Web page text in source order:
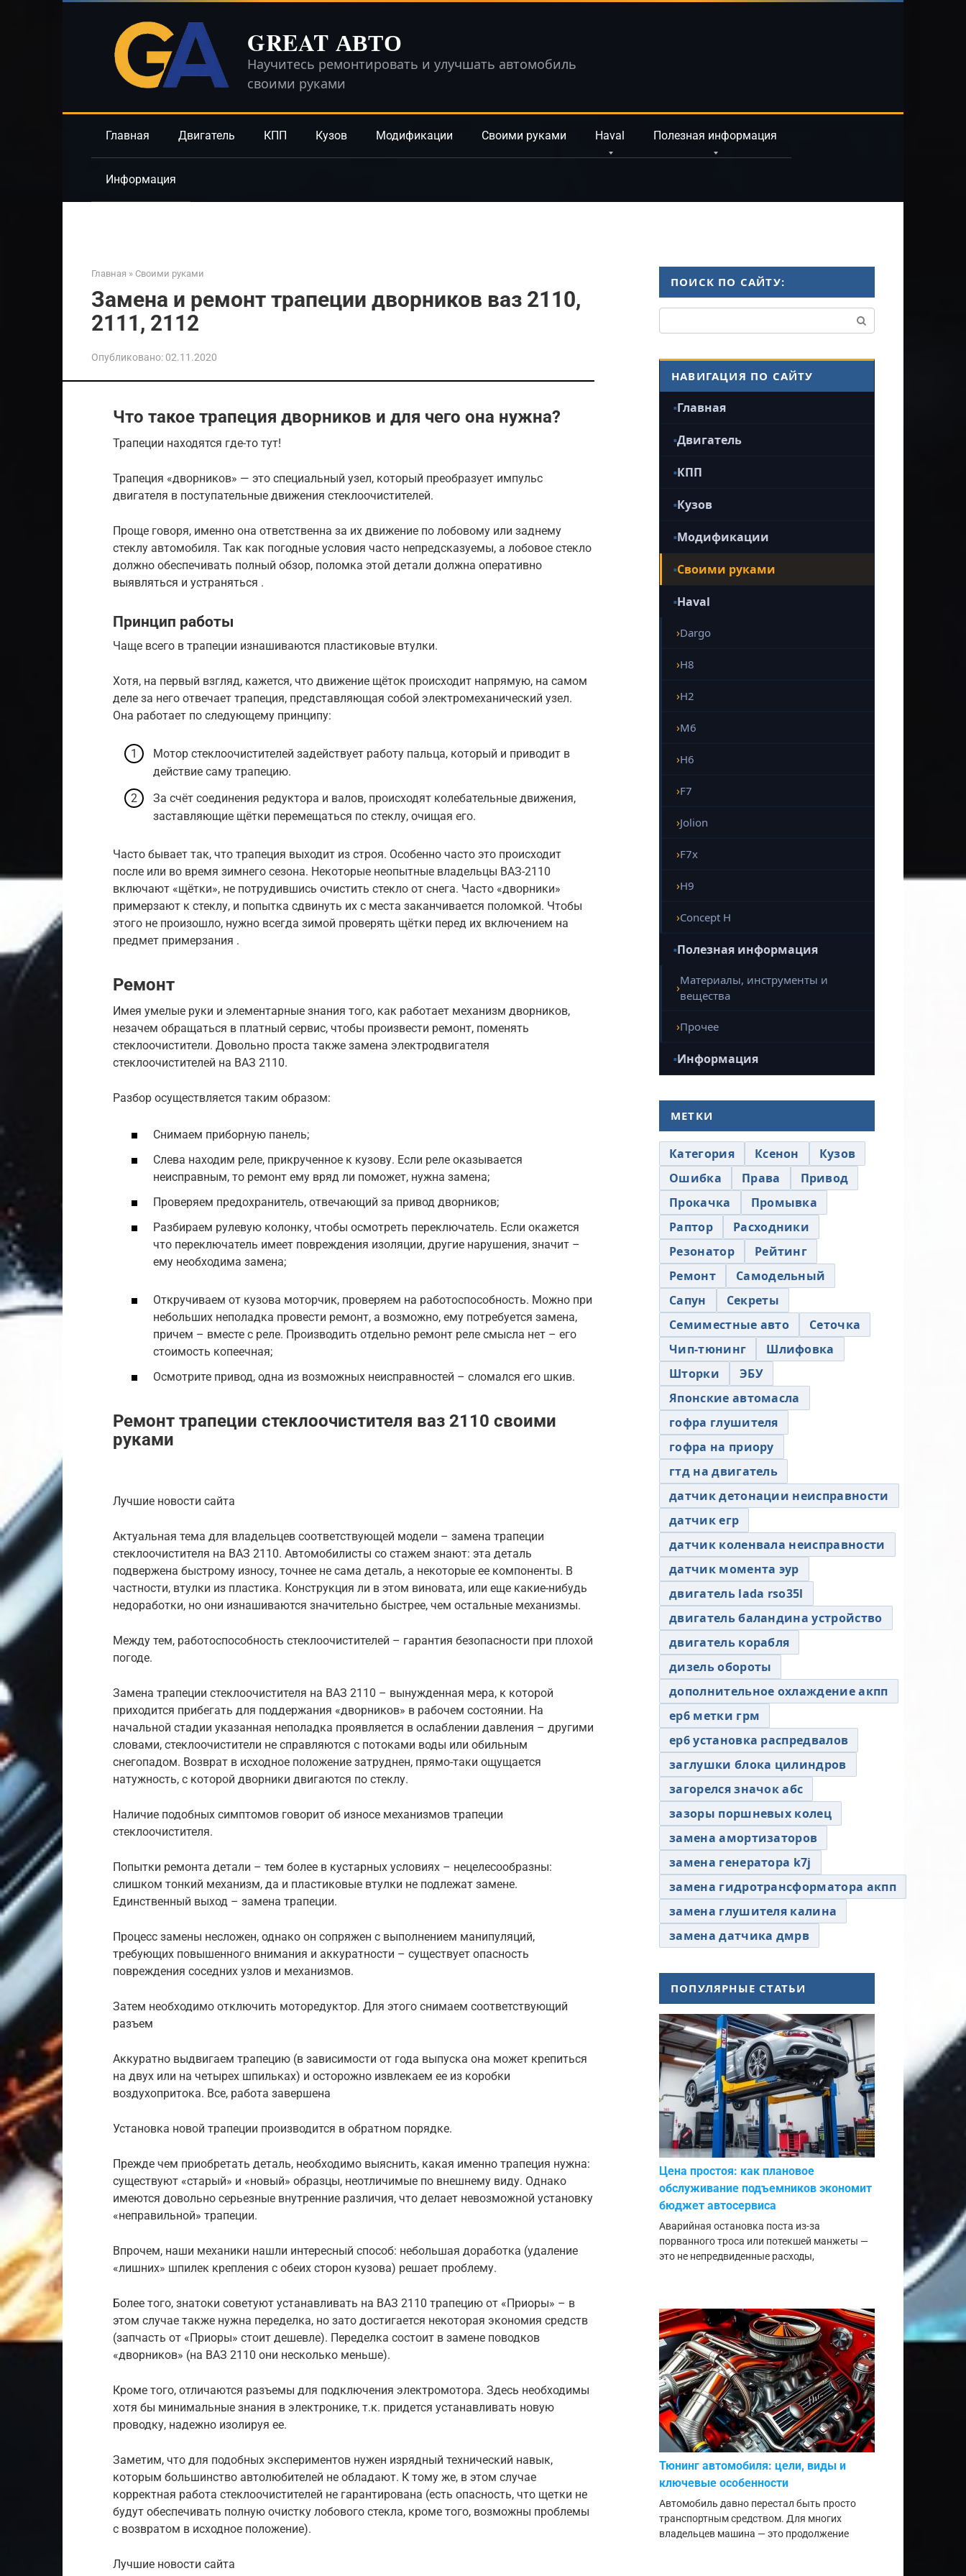
GREAT АВТО
Научитесь ремонтировать и улучшать автомобиль
своими руками
Главная Двигатель КПП Кузов Модификации Своими руками Haval Полезная информация
Информация
Главная » Своими руками
Замена и ремонт трапеции дворников ваз 2110,
2111, 2112
Опубликовано: 02.11.2020
Что такое трапеция дворников и для чего она нужна?
Трапеции находятся где-то тут!
Трапеция «дворников» — это специальный узел, который преобразует импульс
двигателя в поступательные движения стеклоочистителей.
Проще говоря, именно она ответственна за их движение по лобовому или заднему
стеклу автомобиля. Так как погодные условия часто непредсказуемы, а лобовое стекло
должно обеспечивать полный обзор, поломка этой детали должна оперативно
выявляться и устраняться .
Принцип работы
Чаще всего в трапеции изнашиваются пластиковые втулки.
Хотя, на первый взгляд, кажется, что движение щёток происходит напрямую, на самом
деле за него отвечает трапеция, представляющая собой электромеханический узел.
Она работает по следующему принципу:
Мотор стеклоочистителей задействует работу пальца, который и приводит в
действие саму трапецию.
За счёт соединения редуктора и валов, происходят колебательные движения,
заставляющие щётки перемещаться по стеклу, очищая его.
Часто бывает так, что трапеция выходит из строя. Особенно часто это происходит
после или во время зимнего сезона. Некоторые неопытные владельцы ВАЗ-2110
включают «щётки», не потрудившись очистить стекло от снега. Часто «дворники»
примерзают к стеклу, и попытка сдвинуть их с места заканчивается поломкой. Чтобы
этого не произошло, нужно всегда зимой проверять щётки перед их включением на
предмет примерзания .
Ремонт
Имея умелые руки и элементарные знания того, как работает механизм дворников,
незачем обращаться в платный сервис, чтобы произвести ремонт, поменять
стеклоочистители. Довольно проста также замена электродвигателя
стеклоочистителей на ВАЗ 2110.
Разбор осуществляется таким образом:
Снимаем приборную панель;
Слева находим реле, прикрученное к кузову. Если реле оказывается
неисправным, то ремонт ему вряд ли поможет, нужна замена;
Проверяем предохранитель, отвечающий за привод дворников;
Разбираем рулевую колонку, чтобы осмотреть переключатель. Если окажется
что переключатель имеет повреждения изоляции, другие нарушения, значит –
ему необходима замена;
Откручиваем от кузова моторчик, проверяем на работоспособность. Можно при
небольших неполадка провести ремонт, а возможно, ему потребуется замена,
причем – вместе с реле. Производить отдельно ремонт реле смысла нет – его
стоимость копеечная;
Осмотрите привод, одна из возможных неисправностей – сломался его шкив.
Ремонт трапеции стеклоочистителя ваз 2110 своими
руками
Лучшие новости сайта
Актуальная тема для владельцев соответствующей модели – замена трапеции
стеклоочистителя на ВАЗ 2110. Автомобилисты со стажем знают: эта деталь
подвержена быстрому износу, точнее не сама деталь, а некоторые ее компоненты. В
частности, втулки из пластика. Конструкция ли в этом виновата, или еще какие-нибудь
недоработки, но они изнашиваются значительно быстрее, чем остальные механизмы.
Между тем, работоспособность стеклоочистителей – гарантия безопасности при плохой
погоде.
Замена трапеции стеклоочистителя на ВАЗ 2110 – вынужденная мера, к которой
приходится прибегать для поддержания «дворников» в рабочем состоянии. На
начальной стадии указанная неполадка проявляется в ослаблении давления – другими
словами, стеклоочистители не справляются с потоками воды или обильным
снегопадом. Возврат в исходное положение затруднен, прямо-таки ощущается
натужность, с которой дворники двигаются по стеклу.
Наличие подобных симптомов говорит об износе механизмов трапеции
стеклоочистителя.
Попытки ремонта детали – тем более в кустарных условиях – нецелесообразны:
слишком тонкий механизм, да и пластиковые втулки не подлежат замене.
Единственный выход – замена трапеции.
Процесс замены несложен, однако он сопряжен с выполнением манипуляций,
требующих повышенного внимания и аккуратности – существует опасность
повреждения соседних узлов и механизмов.
Затем необходимо отключить моторедуктор. Для этого снимаем соответствующий
разъем
Аккуратно выдвигаем трапецию (в зависимости от года выпуска она может крепиться
на двух или на четырех шпильках) и осторожно извлекаем ее из коробки
воздухопритока. Все, работа завершена
Установка новой трапеции производится в обратном порядке.
Прежде чем приобретать деталь, необходимо выяснить, какая именно трапеция нужна:
существуют «старый» и «новый» образцы, неотличимые по внешнему виду. Однако
имеются довольно серьезные внутренние различия, что делает невозможной установку
«неправильной» трапеции.
Впрочем, наши механики нашли интересный способ: небольшая доработка (удаление
«лишних» шпилек крепления с обеих сторон кузова) решает проблему.
Более того, знатоки советуют устанавливать на ВАЗ 2110 трапецию от «Приоры» – в
этом случае также нужна переделка, но зато достигается некоторая экономия средств
(запчасть от «Приоры» стоит дешевле). Переделка состоит в замене поводков
«дворников» (на ВАЗ 2110 они несколько меньше).
Кроме того, отличаются разъемы для подключения электромотора. Здесь необходимы
хотя бы минимальные знания в электронике, т.к. придется устанавливать новую
проводку, надежно изолируя ее.
Заметим, что для подобных экспериментов нужен изрядный технический навык,
которым большинство автолюбителей не обладают. К тому же, в этом случае
корректная работа стеклоочистителей не гарантирована (есть опасность, что щетки не
будут обеспечивать полную очистку лобового стекла, кроме того, возможны проблемы
с возвратом в исходное положение).
Лучшие новости сайта
ПОИСК ПО САЙТУ:
НАВИГАЦИЯ ПО САЙТУ
Главная
Двигатель
КПП
Кузов
Модификации
Своими руками
Haval
Dargo
H8
H2
M6
H6
F7
Jolion
F7x
H9
Concept H
Полезная информация
Материалы, инструменты и
вещества
Прочее
Информация
МЕТКИ
Категория Ксенон
Кузов
Ошибка
Права
Привод
Прокачка
Промывка
Раптор
Расходники
Резонатор
Рейтинг
Ремонт
Самодельный
Сапун
Секреты
Семиместные авто
Сеточка
Чип-тюнинг
Шлифовка
Шторки
ЭБУ
Японские автомасла
гофра глушителя
гофра на приору
гтд на двигатель
датчик детонации неисправности
датчик егр
датчик коленвала неисправности
датчик момента эур
двигатель lada rso35l
двигатель баландина устройство
двигатель корабля
дизель обороты
дополнительное охлаждение акпп
ер6 метки грм
ер6 установка распредвалов
заглушки блока цилиндров
загорелся значок абс
зазоры поршневых колец
замена амортизаторов
замена генератора k7j
замена гидротрансформатора акпп
замена глушителя калина
замена датчика дмрв
ПОПУЛЯРНЫЕ СТАТЬИ
Цена простоя: как плановое
обслуживание подъемников экономит
бюджет автосервиса
Аварийная остановка поста из-за
порванного троса или потекшей манжеты —
это не непредвиденные расходы,
Тюнинг автомобиля: цели, виды и
ключевые особенности
Автомобиль давно перестал быть просто
транспортным средством. Для многих
владельцев машина — это продолжение